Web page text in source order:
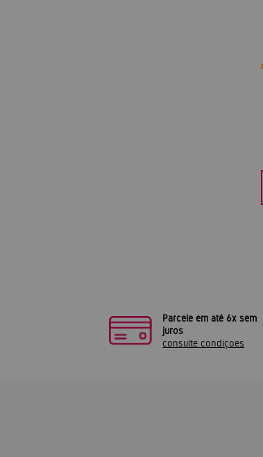
Parcele em até 6x sem
juros
consulte condiçoes